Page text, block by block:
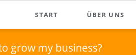
START ÜBER UNS
grow my business?